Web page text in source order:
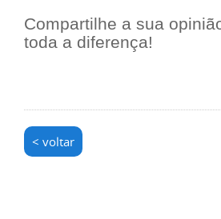
Compartilhe a sua
toda a diferença!
< voltar